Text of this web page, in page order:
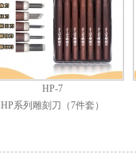
HP-7
HP系列雕刻刀（7件套）